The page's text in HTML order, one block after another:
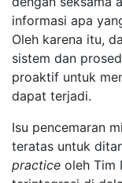
informasi apa
Oleh karena itu,
sistem dan
proaktif untuk
dapat terjadi.
Isu pencemaran
teratas untuk
practice oleh Tim